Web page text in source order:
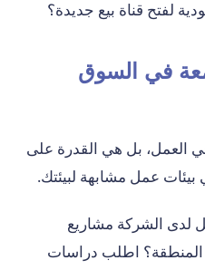
لفتح قناة بيع جديدة؟
في السوق
العمل، بل هي القدرة على
بيئات عمل مشابهة لبيئتك.
لدى الشركة مشاريع
اطلب دراسات